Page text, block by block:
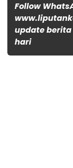
Follow
update
hari